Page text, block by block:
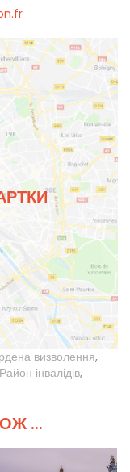
визволення,
Район інвалідів,
...